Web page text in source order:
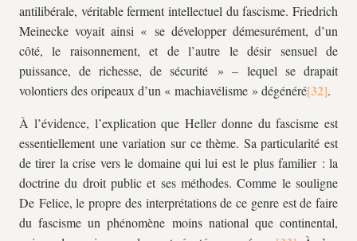
antilibérale, véritable ferment intellectuel du fascisme. Friedrich
Meinecke voyait ainsi « se développer démesurément, d’un
côté, le raisonnement, et de l’autre le désir sensuel de
puissance, de richesse, de sécurité » – lequel se drapait
volontiers des oripeaux d’un « machiavélisme » dégénéré
.
À l’évidence, l’explication que Heller donne du fascisme est
essentiellement une variation sur ce thème. Sa particularité est
de tirer la crise vers le domaine qui lui est le plus familier : la
doctrine du droit public et ses méthodes. Comme le souligne
De Felice, le propre des interprétations de ce genre est de faire
du fascisme un phénomène moins national que continental,